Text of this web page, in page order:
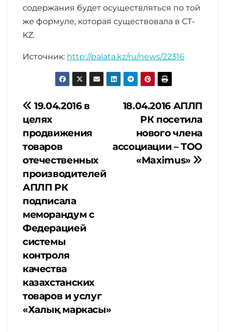
содержания будет осуществляться по той
же формуле, которая существовала в СТ-
KZ.
Источник: http://palata.kz/ru/news/22316
Навигация
по
записям
18.04.2016 АПЛП
РК посетила
нового члена
ассоциации – ТОО
«Maximus»
19.04.2016 в
целях
продвижения
товаров
отечественных
производителей
АПЛП РК
подписала
меморандум с
Федерацией
системы
контроля
качества
казахстанских
товаров и услуг
«Халық маркасы»